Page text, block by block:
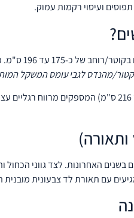
ועיסוי רקמות עמוק.
לזוגות או למשפחות קטנות, ואידיאליים למרפסות שמש
מהנדס לגבי עומס המשקל
דגמי ענק (211 עד 216 ס"מ) המספקים